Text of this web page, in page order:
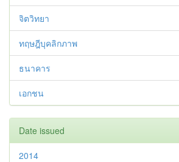
จิตวิทยา
ทฤษฎีบุคลิกภาพ
ธนาคาร
เอกชน
Date issued
2014